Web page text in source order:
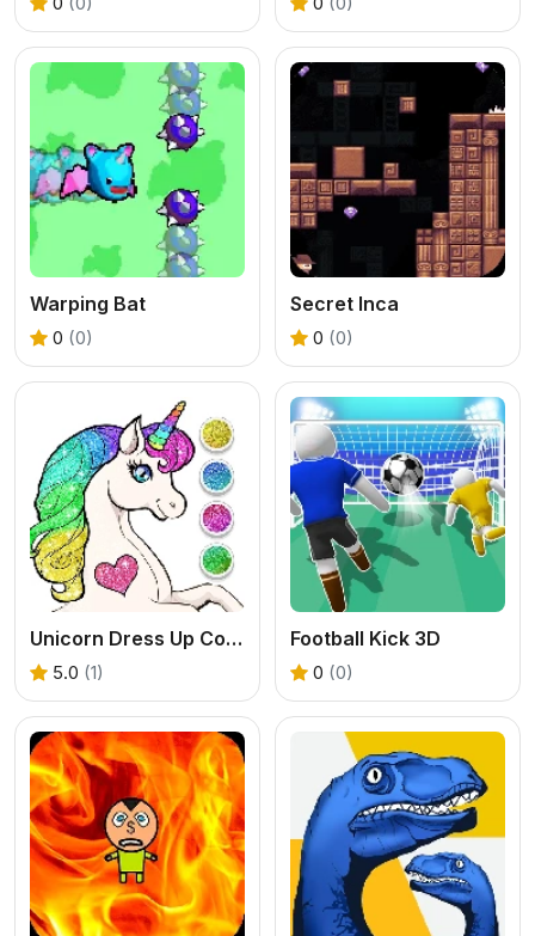
Warping Bat
0 (0)
Secret Inca
0 (0)
Unicorn Dress Up Coloring Book
5.0 (1)
Football Kick 3D
0 (0)